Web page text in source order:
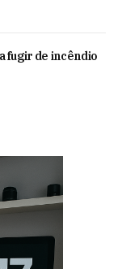
fugir de incêndio